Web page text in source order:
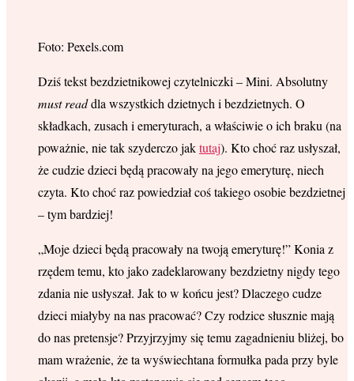
Foto: Pexels.com
Dziś tekst bezdzietnikowej czytelniczki – Mini. Absolutny
must readdla wszystkich dzietnych i bezdzietnych. O
składkach, zusach i emeryturach, a właściwie o ich braku (na
poważnie, nie tak szyderczo jaktutaj). Kto choć raz usłyszał,
że cudzie dzieci będą pracowały na jego emeryturę, niech
czyta. Kto choć raz powiedział coś takiego osobie bezdzietnej
– tym bardziej!
„Moje dzieci będą pracowały na twoją emeryturę!” Konia z
rzędem temu, kto jako zadeklarowany bezdzietny nigdy tego
zdania nie usłyszał. Jak to w końcu jest? Dlaczego cudze
dzieci miałyby na nas pracować? Czy rodzice słusznie mają
do nas pretensje? Przyjrzyjmy się temu zagadnieniu bliżej, bo
mam wrażenie, że ta wyświechtana formułka pada przy byle